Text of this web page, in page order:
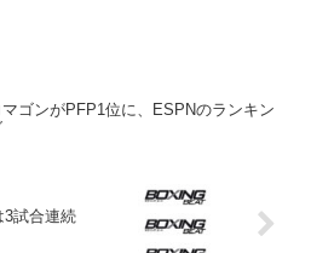
マゴンがPFP1位に、ESPNのランキン
3試合連続